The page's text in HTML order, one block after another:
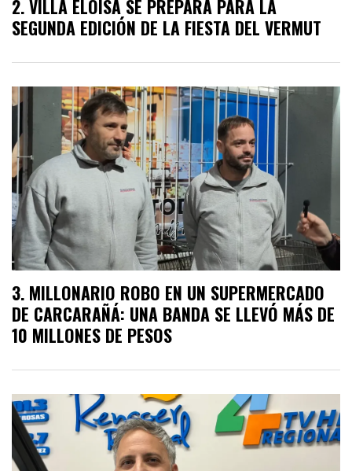
VILLA ELOÍSA SE PREPARA PARA LA
SEGUNDA EDICIÓN DE LA FIESTA DEL VERMUT
MILLONARIO ROBO EN UN SUPERMERCADO
DE CARCARAÑÁ: UNA BANDA SE LLEVÓ MÁS DE
10 MILLONES DE PESOS